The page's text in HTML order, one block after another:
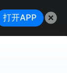
打开APP